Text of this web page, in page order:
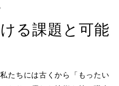
る課題と可能
たちには古くから「もったい